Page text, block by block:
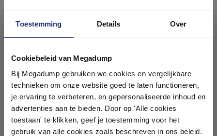
Toestemming Details Over
Cookiebeleid van Megadump
Bij Megadump gebruiken we cookies en vergelijkbare
technieken om onze website goed te laten functioneren,
je ervaring te verbeteren, en gepersonaliseerde inhoud en
advertenties aan te bieden. Door op 'Alle cookies
toestaan' te klikken, geef je toestemming voor het
gebruik van alle cookies zoals beschreven in ons beleid.
Houtlook 30x120x2 cm
5411170300084 (Prijs Per
M2)
67,64
55,90
Betonlook 80x80x2 cm
5411170939505 (Prijs Per
M2)
64,75
badkamers in onze 1000 m²
showroom
Laat je inspireren door 21 volledig ingerichte
badkameropstellingen – van compact tot luxe. Onze
ervaren adviseurs helpen je persoonlijk, en je vindt
tegels & sanitair direct uit voorraad. Gratis parkeren
op eigen terrein.